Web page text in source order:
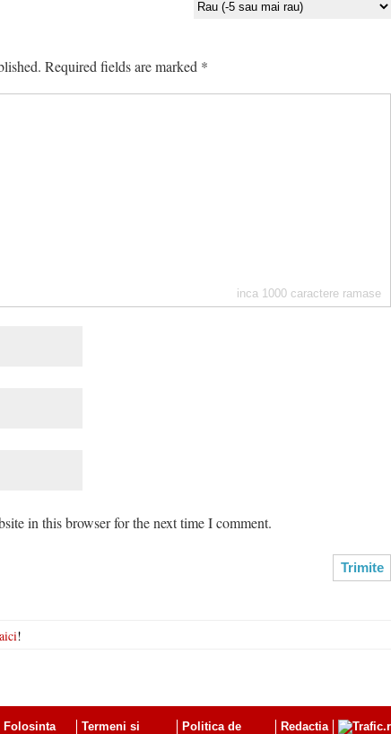
Required fields are marked *
inca 1000 caractere ramase
in this browser for the next time I comment.
aici!
Folosinta
Termeni si
Politica de
Redactia